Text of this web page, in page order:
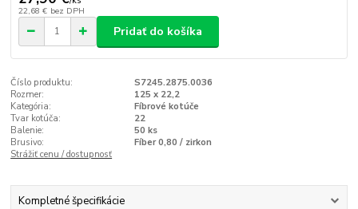
22,68 € bez DPH
Pridať do košíka
Číslo produktu:
S7245.2875.0036
Rozmer:
125 x 22,2
Kategória:
Fíbrové kotúče
Tvar kotúča:
22
Balenie:
50 ks
Brusivo:
Fíber 0,80 / zirkon
Strážiť cenu / dostupnosť
Kompletné špecifikácie